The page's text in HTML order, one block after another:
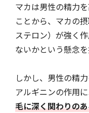
マカは男性の精力
ことから、マカの
ステロン）が強く
ないかという懸念
しかし、男性の精
アルギニンの作用に
毛に深く関わりの